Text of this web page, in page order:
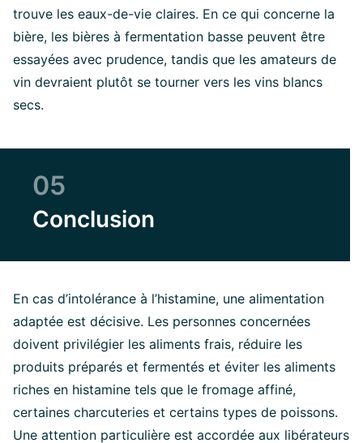
trouve les eaux-de-vie claires. En ce qui concerne la
bière, les bières à fermentation basse peuvent être
essayées avec prudence, tandis que les amateurs de
vin devraient plutôt se tourner vers les vins blancs
secs.
05
Conclusion
En cas d’intolérance à l’histamine, une alimentation
adaptée est décisive. Les personnes concernées
doivent privilégier les aliments frais, réduire les
produits préparés et fermentés et éviter les aliments
riches en histamine tels que le fromage affiné,
certaines charcuteries et certains types de poissons.
Une attention particulière est accordée aux libérateurs